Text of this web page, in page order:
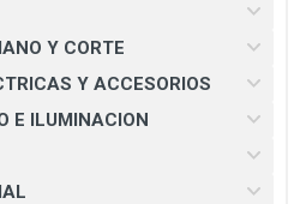
Y CORTE
Y ACCESORIOS
E ILUMINACION